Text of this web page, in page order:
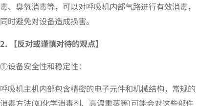
毒、臭氧消毒等，可以对呼吸机内部气路进行有效消毒，
同时避免对设备造成损害。
2. 【反对或谨慎对待的观点】
①设备安全性和稳定性：
呼吸机主机内部包含精密的电子元件和机械结构，常规的
消毒方法(如化学消毒剂、高温熏蒸等)可能会对这些部件